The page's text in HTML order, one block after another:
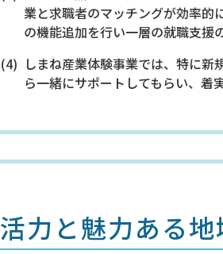
業と求職者のマッチングが効率的
の機能追加を行い一層の就職支援
しまね産業体験事業では、特に
ら一緒にサポートしてもらい、着
活力と魅力ある